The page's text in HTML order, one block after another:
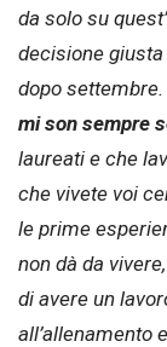
da solo su
decisione
dopo settembre.
mi son sempre
laureati e che
che vivete voi
le prime
non dà da
di avere un
all’allenamento